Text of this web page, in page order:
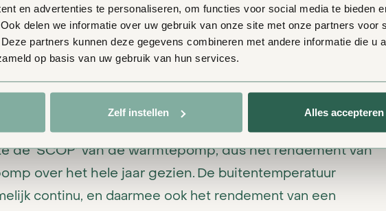
en advertenties te personaliseren, om functies voor social media te bieden
delen we informatie over uw gebruik van onze site met onze partners voor
partners kunnen deze gegevens combineren met andere informatie die u
op basis van uw gebruik van hun services.
Zelf instellen Alles accepteren
en koude winterdagen
met dewarmtepompdie onderdeel is van het Volthera
koudste winterdagen zal het rendement van de
volledig elektrisch verwarmen. Het rendement van een
dan ook over een langere periode bekeken worden.
de ‘SCOP’ van de warmtepomp, dus het rendement van
over het hele jaar gezien. De buitentemperatuur
continu, en daarmee ook het rendement van een